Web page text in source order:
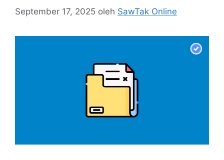
September 17, 2025 oleh SawTak Online